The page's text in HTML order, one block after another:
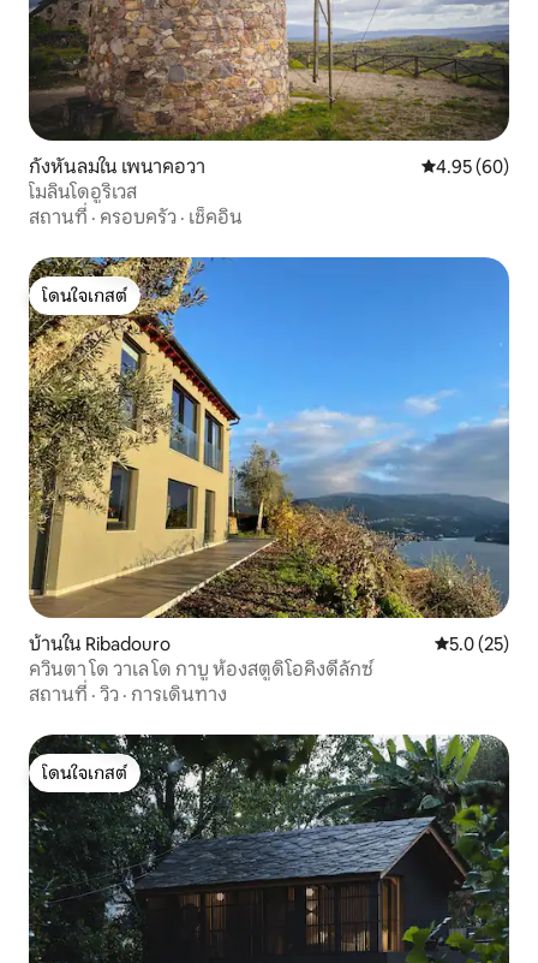
กังหันลมใน เพนาคอวา คะแนนเฉลี่ย
4.95 (60)
โมลินโดอูริเวส
สถานที่ · ครอบครัว · เช็คอิน
โดนใจเกสต์
โดนใจเกสต์
บ้านใน Ribadouro คะแนนเฉลี่ย
5.0 (25)
ควินตา โด วาเล โด กาบู ห้องสตูดิโอคิงดีลักซ์
สถานที่ · วิว · การเดินทาง
โดนใจเกสต์
โดนใจเกสต์